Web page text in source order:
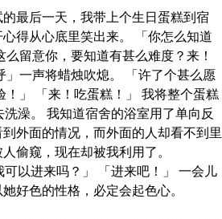
最后一天，我带上个生日蛋糕到宿
得从心底里笑出来。 「你怎么知道
留意你，要知道有甚么难度？来！
」一声将蜡烛吹熄。 「许了个甚么愿
！」 「来！吃蛋糕！」 我将整个蛋糕
澡。 我知道宿舍的浴室用了单向反
外面的情况，而外面的人却看不到里
偷窥，现在却被我利用了。
可以进来吗？」 「进来吧！」 一会儿
好色的性格，必定会起色心。